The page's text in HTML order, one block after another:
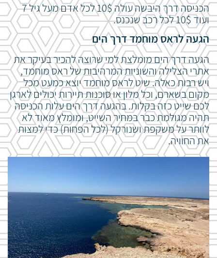
הכניסה דרך היבשה עולה 10$ לכל אדם מעל גיל 7
ועוד 10$ לכל רכב שנכנס.
הגעה לראס מוחמד דרך הים
הגעה דרך הים מומלצת למי שרוצה להכיר בעיקר את
אתרי הצלילה והשוניות המרהיבות של ראס מוחמד,
ויש רבות כאלה. שיט לראס מוחמד יוצא כמעט מכל
מקום בשארם, וכל מלון או סוכנות תיירות יכולים לארגן
לכם שייט כזה בקלות. בהגעה דרך הים עלות הכניסה
תהיה מגולמת כבר במחיר השייט, ומומלץ מאוד לא
לוותר על משקפת ושנורקל (לכל הפחות) כדי למצות
את החוויה.